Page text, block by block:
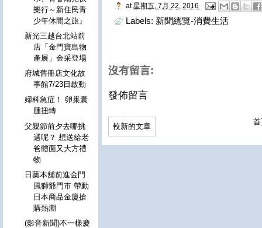
at 星期五, 7月 22, 2016
Labels: 新聞總覽-消費生活
沒有留言:
發佈留言
較新的文章
樂行～新住民青
少年休閒之旅』
新光三越台北站前
店「金門寶島物
產展」金采登場
府城舊冊店文化故
事館7/23日啟動
婦科急症！ 卵巢囊
腫扭轉
父親節前夕去哪挑
選呢？ 想送給老
爸體面又大方禮
物
日藥本舖前進金門
風獅爺門市 帶動
日本商品金廈搶
購熱潮
(影音新聞)不一樣慶